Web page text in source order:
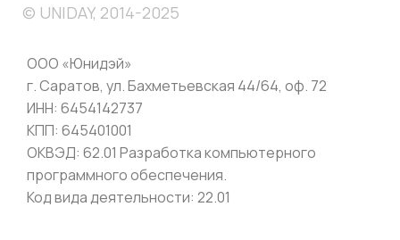
© UNIDAY, 2014-2025
ООО «Юнидэй»
г. Саратов, ул. Бахметьевская 44/64, оф. 72
ИНН: 6454142737
КПП: 645401001
ОКВЭД: 62.01 Разработка компьютерного
программного обеспечения.
Код вида деятельности: 22.01